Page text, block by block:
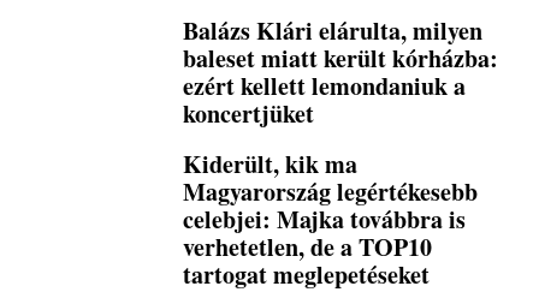
Balázs Klári elárulta, milyen
baleset miatt került kórházba:
ezért kellett lemondaniuk a
koncertjüket
Kiderült, kik ma
Magyarország legértékesebb
celebjei: Majka továbbra is
verhetetlen, de a TOP10
tartogat meglepetéseket